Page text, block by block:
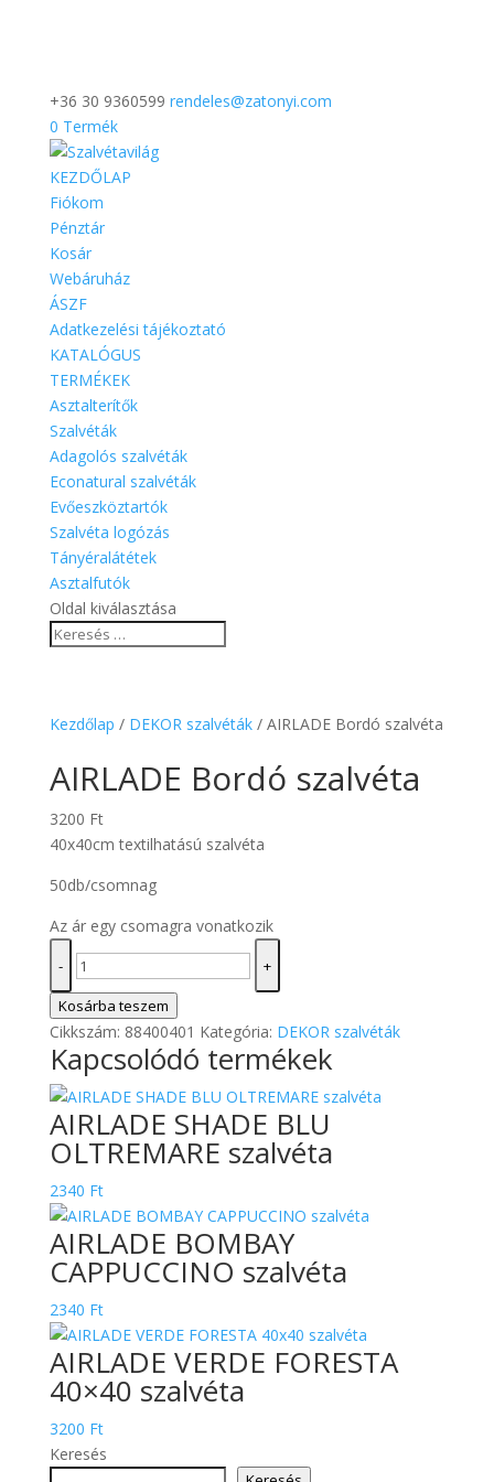
+36 30 9360599 rendeles@zatonyi.com
0 Termék
KEZDŐLAP
Fiókom
Pénztár
Kosár
Webáruház
ÁSZF
Adatkezelési tájékoztató
KATALÓGUS
TERMÉKEK
Asztalterítők
Szalvéták
Adagolós szalvéták
Econatural szalvéták
Evőeszköztartók
Szalvéta logózás
Tányéralátétek
Asztalfutók
Oldal kiválasztása
Kezdőlap / DEKOR szalvéták/ AIRLADE Bordó szalvéta
AIRLADE Bordó szalvéta
3200 Ft
40x40cm textilhatású szalvéta
50db/csomnag
Az ár egy csomagra vonatkozik
-
AIRLADE
Bordó
szalvéta
mennyiség
+
Kosárba teszem
Cikkszám: 88400401 Kategória: DEKOR szalvéták
Kapcsolódó termékek
AIRLADE SHADE BLU
OLTREMARE szalvéta
2340 Ft
AIRLADE BOMBAY
CAPPUCCINO szalvéta
2340 Ft
AIRLADE VERDE FORESTA
40×40 szalvéta
3200 Ft
Keresés